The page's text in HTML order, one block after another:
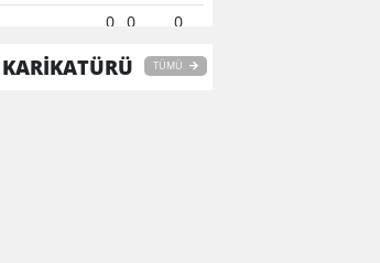
0 0
0
0
0
KARİKATÜRÜ TÜMÜ